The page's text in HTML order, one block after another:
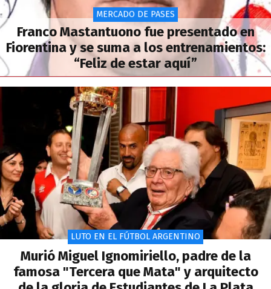
MERCADO DE PASES
Franco Mastantuono fue presentado en
Fiorentina y se suma a los entrenamientos:
“Feliz de estar aquí”
LUTO EN EL FÚTBOL ARGENTINO
Murió Miguel Ignomiriello, padre de la
famosa "Tercera que Mata" y arquitecto